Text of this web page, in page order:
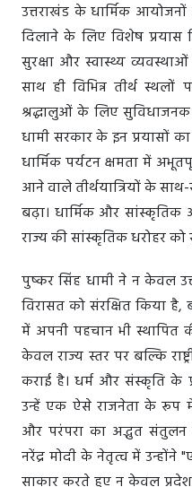
उत्तराखंड के धार्मिक आयोजनों
दिलाने के लिए विशेष
सुरक्षा और स्वास्थ्य
साथ ही विभिन्न तीर्थ
श्रद्धालुओं के लिए सुविधाजनक
धामी सरकार के इन प्रयासों
धार्मिक पर्यटन क्षमता में
आने वाले तीर्थयात्रियों के
बढ़ा। धार्मिक और
राज्य की सांस्कृतिक धरोहर को
पुष्कर सिंह धामी ने न केवल
विरासत को संरक्षित किया
में अपनी पहचान भी स्थापित
केवल राज्य स्तर पर बल्कि
कराई है। धर्म और संस्कृति के
उन्हें एक ऐसे राजनेता के रूप
और परंपरा का अद्भुत संतुलन
नरेंद्र मोदी के नेतृत्व में उन्होंने